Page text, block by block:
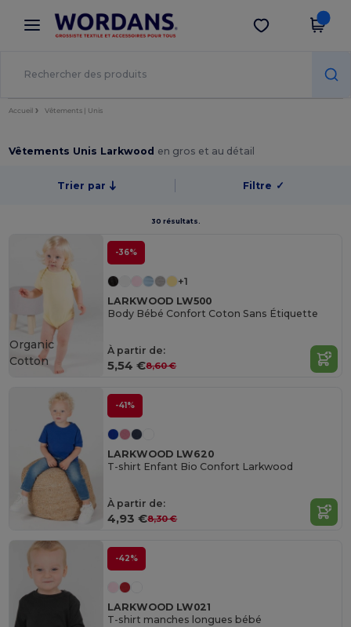
× Appli Wordans
Meilleurs prix sur l’app !
Obtenir l'appli
Accueil Vêtements | Unis
Vêtements Unis Larkwood en gros et au détail
Trier par Filtre ✓
30 résultats.
-36%
+1
LARKWOOD LW500
Body Bébé Confort Coton Sans Étiquette
À partir de:
5,54 €8,60 €
Organic
Cotton
-41%
LARKWOOD LW620
T-shirt Enfant Bio Confort Larkwood
À partir de:
4,93 €8,30 €
-42%
LARKWOOD LW021
T-shirt manches longues bébé